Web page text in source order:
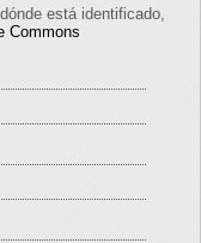
está identificado,
Commons